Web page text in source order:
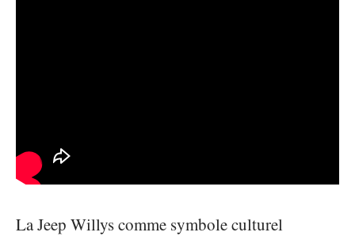
La Jeep Willys comme symbole culturel